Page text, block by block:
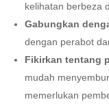
kelihatan berbeza
Gabungkan
dengan perabot
Fikirkan tentang
mudah
memerlukan